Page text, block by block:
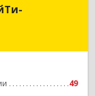
49
АйТи-
Подробнее